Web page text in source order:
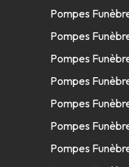
7 Rue
Consulter
Pompes
4, Allée Josime
Pompes
Pompes
Pompes
Pompes
Pompes
Pompes
Pompes